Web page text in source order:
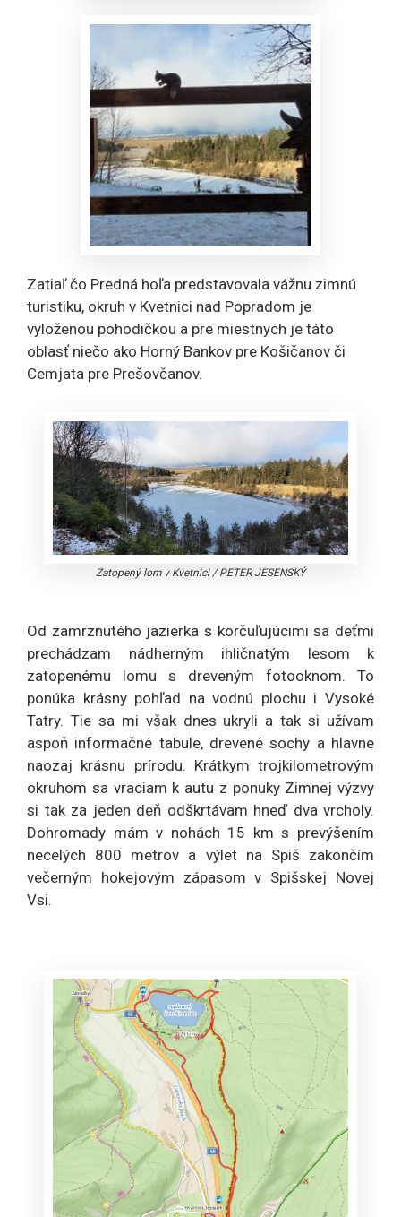
Zatiaľ čo Predná hoľa predstavovala vážnu zimnú
turistiku, okruh v Kvetnici nad Popradom je
vyloženou pohodičkou a pre miestnych je táto
oblasť niečo ako Horný Bankov pre Košičanov či
Cemjata pre Prešovčanov.
Zatopený lom v Kvetnici/PETER JESENSKÝ
Od zamrznutého jazierka s korčuľujúcimi sa deťmi
prechádzam nádherným ihličnatým lesom k
zatopenému lomu s dreveným fotooknom. To
ponúka krásny pohľad na vodnú plochu i Vysoké
Tatry. Tie sa mi však dnes ukryli a tak si užívam
aspoň informačné tabule, drevené sochy a hlavne
naozaj krásnu prírodu. Krátkym trojkilometrovým
okruhom sa vraciam k autu z ponuky Zimnej výzvy
si tak za jeden deň odškrtávam hneď dva vrcholy.
Dohromady mám v nohách 15 km s prevýšením
necelých 800 metrov a výlet na Spiš zakončím
večerným hokejovým zápasom v Spišskej Novej
Vsi.